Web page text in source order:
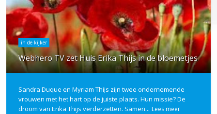
in de kijker
Webhero TV zet Huis Erika Thijs in de bloemetjes
Sandra Duque en Myriam Thijs zijn twee ondernemende
vrouwen met het hart op de juiste plaats. Hun missie? De
droom van Erika Thijs verderzetten. Samen... Lees meer